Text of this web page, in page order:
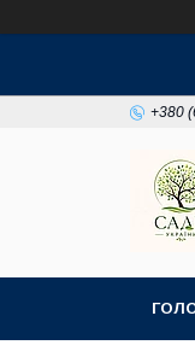
+380